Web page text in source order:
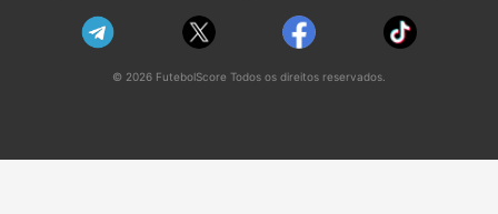
© 2026 FutebolScore Todos os direitos reservados.